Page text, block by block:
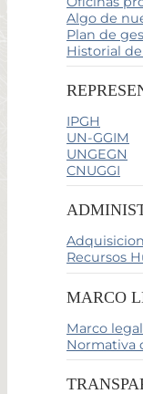
Algo de
Plan de
Historial
IPGH
UN-GGIM
UNGEGN
CNUGGI
Recursos
MARCO
Marco
Normativa